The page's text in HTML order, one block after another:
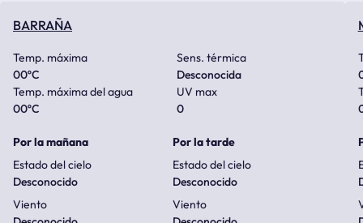
BARRAÑA
Temp. máxima
00ºC
Sens. térmica
Desconocida
Temp. máxima del agua
00ºC
UV max
0
Por la mañana
Estado del cielo
Desconocido
Viento
Por la tarde
Estado del cielo
Desconocido
Viento